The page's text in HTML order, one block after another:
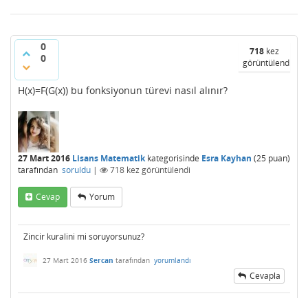
0
0
718 kez
görüntülendi
H(x)=F(G(x)) bu fonksiyonun türevi nasıl alınır?
27 Mart 2016 Lisans Matematikkategorisinde Esra Kayhan (25 puan)
tarafından soruldu | 718 kez görüntülendi
Cevap Yorum
Zincir kuralini mi soruyorsunuz?
27 Mart 2016 Sercan tarafından yorumlandı
Cevapla